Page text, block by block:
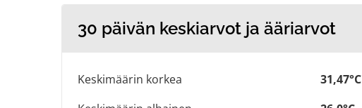
30 päivän keskiarvot ja ääriarvot
Keskimäärin korkea
31,47°C